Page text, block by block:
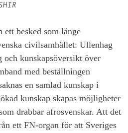
ett besked som länge
civilsamhället: Ullenhag
och kunskapsöversikt över
med beställningen
en samlad kunskap i
kunskap skapas möjligheter
drabbar afrosvenskar. Att det
ett FN-organ för att Sveriges